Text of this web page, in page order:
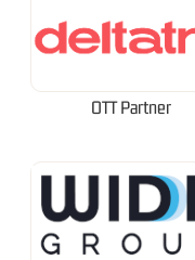
OTT Partner